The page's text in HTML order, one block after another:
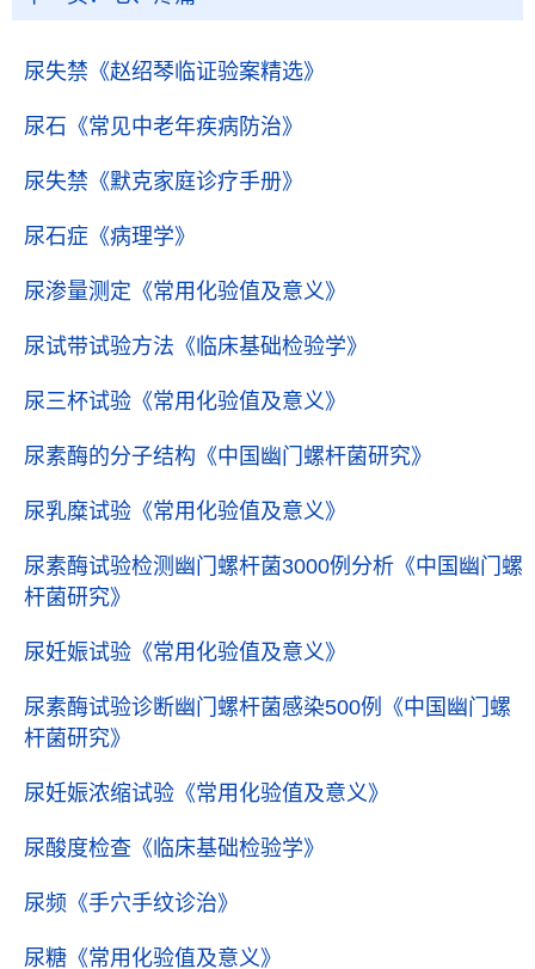
尿失禁 《赵绍琴临证验案精选》
尿石 《常见中老年疾病防治》
尿失禁 《默克家庭诊疗手册》
尿石症 《病理学》
尿渗量测定 《常用化验值及意义》
尿试带试验方法 《临床基础检验学》
尿三杯试验 《常用化验值及意义》
尿素酶的分子结构 《中国幽门螺杆菌研究》
尿乳糜试验 《常用化验值及意义》
尿素酶试验检测幽门螺杆菌3000例分析 《中国幽门螺
杆菌研究》
尿妊娠试验 《常用化验值及意义》
尿素酶试验诊断幽门螺杆菌感染500例
《中国幽门螺
杆菌研究》
尿妊娠浓缩试验 《常用化验值及意义》
尿酸度检查 《临床基础检验学》
尿频 《手穴手纹诊治》
尿糖 《常用化验值及意义》